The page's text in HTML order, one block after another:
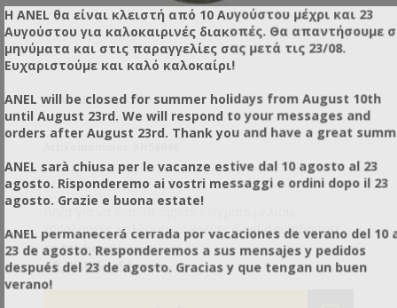
GLASGEFÄSS RUND 40ML
κηραλοιφές, καλλυντικές κρέμες ή για οποιαδήποτε
άλλη χρήση εσείς επιθυμείτε.
€0,28 ohne Steuer
€0,35 inkl. Steuer
Η ANEL θα είναι κλειστή από 10 Αυγούστου μέχρι και 23
Αυγούστου για καλοκαιρινές διακοπές. Θα απαντήσουμε
μηνύματα και στις παραγγελίες σας μετά τις 23/08.
Ευχαριστούμε και καλό καλοκαίρι!
ANEL will be closed for summer holidays from August 10th
until August 23rd. We will respond to your messages and
orders after August 23rd. Thank you and have a great
ANEL sarà chiusa per le vacanze estive dal 10 agosto al 23
agosto. Risponderemo ai vostri messaggi e ordini dopo il 23
agosto. Grazie e buona estate!
ANEL permanecerá cerrada por vacaciones de verano del 10
23 de agosto. Responderemos a sus mensajes y pedidos
después del 23 de agosto. Gracias y que tengan un buen
verano!